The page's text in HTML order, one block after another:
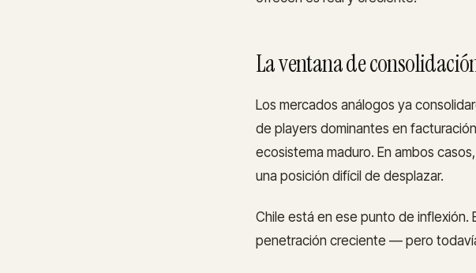
La ventana de
Los mercados análogos ya
de players dominantes en
ecosistema maduro. En ambos
una posición difícil de desplazar.
Chile está en ese punto de inflexión.
penetración creciente — pero